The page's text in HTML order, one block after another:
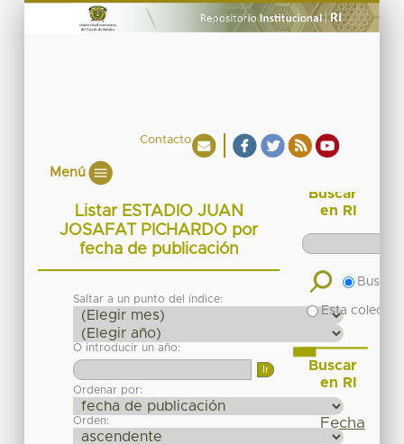
Contacto
Menú
Listar ESTADIO JUAN
JOSAFAT PICHARDO por
fecha de publicación
Saltar a un punto del índice:
O introducir un año:
Ordenar por:
Orden:
Buscar
en RI
Buscar
Esta
Buscar
en RI
Fecha